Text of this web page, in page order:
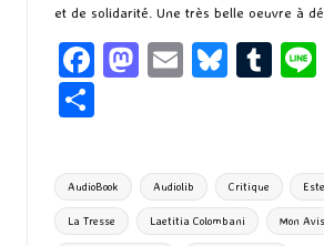
et de solidarité. Une très belle oeuvre à
Fa
o
o
k
M
d
o
n
E
l
Bl
ky
T
bl
r
ta
g
Tags:
AudioBook Audiolib Critique
La Tresse Laetitia Colombani Mon Avis